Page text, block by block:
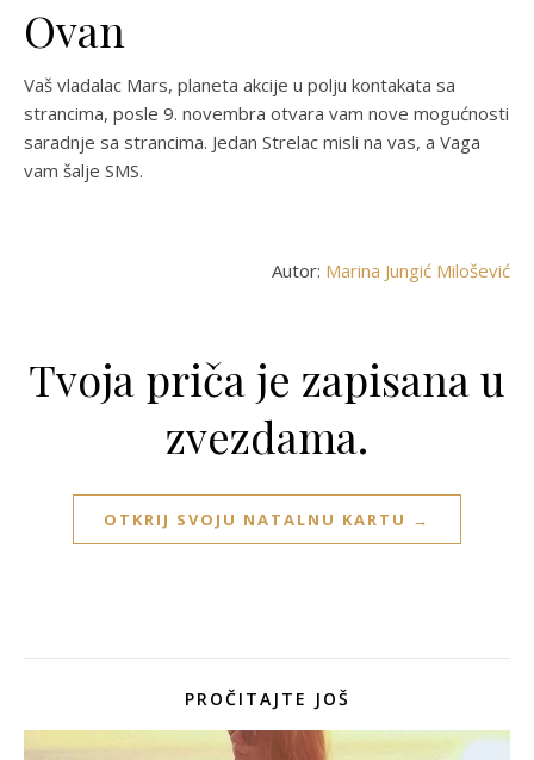
Ovan
Vaš vladalac Mars, planeta akcije u polju kontakata sa
strancima, posle 9. novembra otvara vam nove mogućnosti
saradnje sa strancima. Jedan Strelac misli na vas, a Vaga
vam šalje SMS.
Autor: Marina Jungić Milošević
Tvoja priča je zapisana u
zvezdama.
OTKRIJ SVOJU NATALNU KARTU →
PROČITAJTE JOŠ